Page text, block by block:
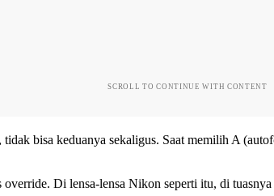
SCROLL TO CONTINUE WITH CONTENT
bisa keduanya sekaligus. Saat memilih A
override. Di lensa-lensa Nikon seperti itu, di